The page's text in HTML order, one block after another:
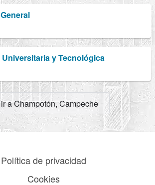
y Tecnológica
a Champotón, Campeche
Política de privacidad
Cookies